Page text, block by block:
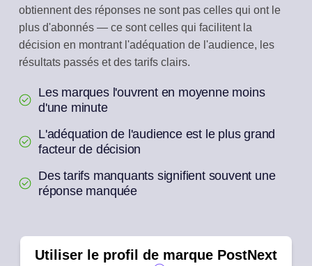
obtiennent des réponses ne sont pas celles qui ont le
plus d'abonnés — ce sont celles qui facilitent la
décision en montrant l'adéquation de l'audience, les
résultats passés et des tarifs clairs.
Les marques l'ouvrent en moyenne moins
d'une minute
L'adéquation de l'audience est le plus grand
facteur de décision
Des tarifs manquants signifient souvent une
réponse manquée
Utiliser le profil de marque PostNext